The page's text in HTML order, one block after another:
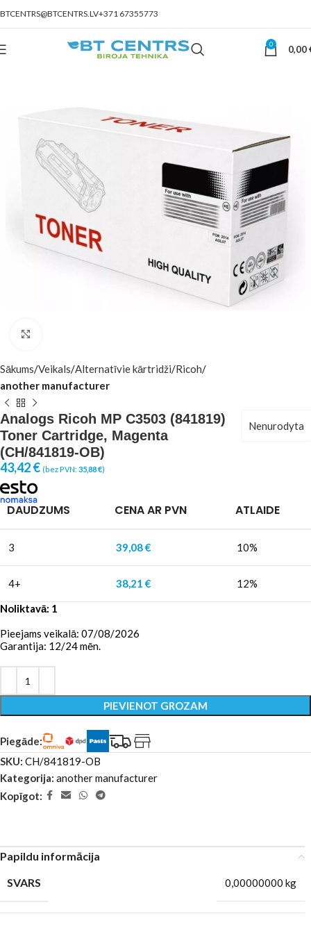
BTCENTRS@BTCENTRS.LV+371 67355773
0 0,00
Sākums Veikals Alternatīvie kārtridži Ricoh
another manufacturer
Analogs Ricoh MP C3503 (841819)
Toner Cartridge, Magenta
(CH/841819-OB)
Nenurodyta
43,42€ (bez PVN: 35,88€)
DAUDZUMS CENA AR PVN ATLAIDE
3 39,08€ 10%
4+ 38,21 €
12%
Noliktavā: 1
Pieejams veikalā: 07/08/2026
Garantija: 12/24 mēn.
PIEVIENOT GROZAM
Piegāde:
SKU: CH/841819-OB
Kategorija: another manufacturer
Kopīgot:
Papildu informācija
SVARS
0,00000000 kg